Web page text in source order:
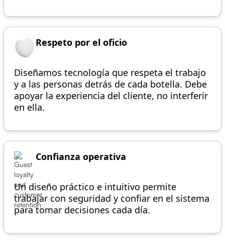
Respeto por el oficio
Diseñamos tecnología que respeta el trabajo
y a las personas detrás de cada botella. Debe
apoyar la experiencia del cliente, no interferir
en ella.
Confianza operativa
Un diseño práctico e intuitivo permite
trabajar con seguridad y confiar en el sistema
para tomar decisiones cada día.